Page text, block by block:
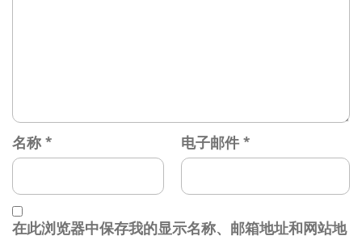
名称 * 电子邮件 *
在此浏览器中保存我的显示名称、邮箱地址和网站地